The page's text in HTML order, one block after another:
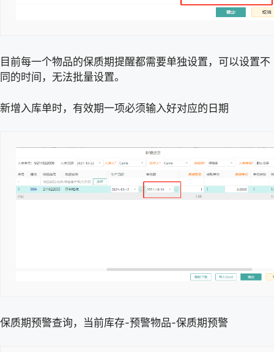
目前每一个物品的保质期提醒都需要单独设置，可以设置不
同的时间，无法批量设置。
新增入库单时，有效期一项必须输入好对应的日期
保质期预警查询，当前库存-预警物品-保质期预警